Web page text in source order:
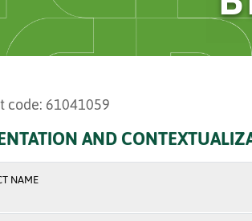
code: 61041059
AND
NAME